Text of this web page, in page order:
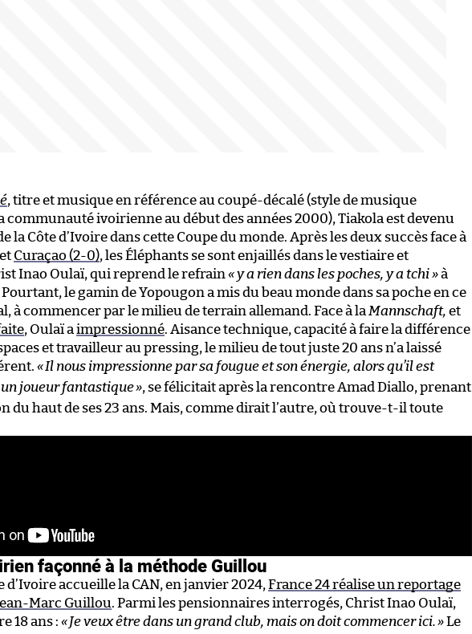
, titre et musique en référence au coupé-décalé (style de musique
communauté ivoirienne au début des années 2000), Tiakola est devenu
la Côte d’Ivoire dans cette Coupe du monde. Après les deux succès face à
et Curaçao (2-0), les Éléphants se sont enjaillés dans le vestiaire et
Inao Oulaï, qui reprend le refrain « y a rien dans les poches, y a tchi »à
le gamin de Yopougon a mis du beau monde dans sa poche en ce
à commencer par le milieu de terrain allemand. Face à la Mannschaft, et
, Oulaï a impressionné. Aisance technique, capacité à faire la différence
et travailleur au pressing, le milieu de tout juste 20 ans n’a laissé
«Il nous impressionne par sa fougue et son énergie, alors qu’il est
un joueur fantastique», se félicitait après la rencontre Amad Diallo, prenant
du haut de ses 23 ans. Mais, comme dirait l’autre, où trouve-t-il toute
façonné à la méthode Guillou
d’Ivoire accueille la CAN, en janvier 2024, France 24 réalise un reportage
Marc Guillou. Parmi les pensionnaires interrogés, Christ Inao Oulaï,
18 ans : «Je veux être dans un grand club, mais on doit commencer ici.»Le